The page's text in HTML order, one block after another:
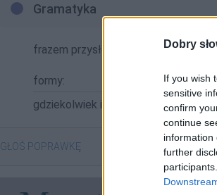
Dobry
If you wish
sensitive
confirm
continue
information
further
Gramatyka
frazem przysłówkowy
formy:
gdziekolwiek indziej
POPRAWKĘ